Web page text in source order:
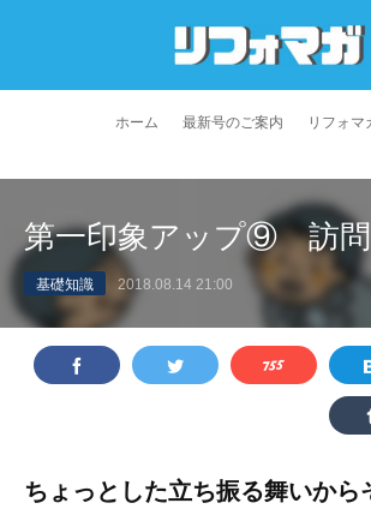
ホーム 最新号のご案内 リフォマ
プライバシーポリシー 利用規約
第一印象アップ⑨ 訪問
基礎知識 2018.08.14 21:00
ちょっとした立ち振る舞いから